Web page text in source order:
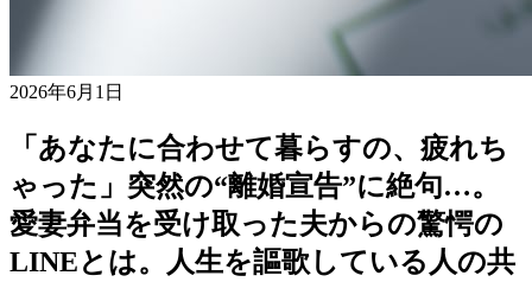
2026年6月1日
「あなたに合わせて暮らすの、疲れち
ゃった」突然の“離婚宣告”に絶句…。
愛妻弁当を受け取った夫からの驚愕の
LINEとは。人生を謳歌している人の共